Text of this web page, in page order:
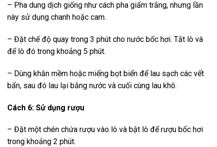
– Pha dung dịch giống như cách pha giấm trắng, nhưng lần
này sử dụng chanh hoặc cam.
– Đặt chế độ quay trong 3 phút cho nước bốc hơi. Tắt lò và
để lò đó trong khoảng 5 phút.
– Dùng khăn mềm hoặc miếng bọt biển để lau sạch các vết
bẩn, sau đó lau lại bằng nước và cuối cùng lau khô.
Cách 6: Sử dụng rượu
– Đặt một chén chứa rượu vào lò và bật lò để rượu bốc hơi
trong khoảng 2 phút.